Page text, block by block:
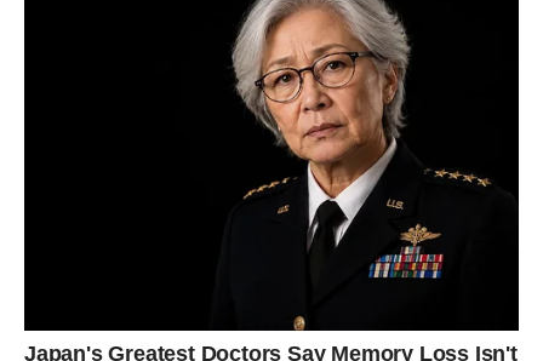
STRPLJENJE I LOJALNOST
karmički povoljan period. Sve ono što ste
ćutke izdržavali sada dobija smisao. Nagrade dolaze kroz
stabilnost, sigurnost i osećaj da se stvari konačno slažu.
Ako ste davali više nego što ste dobijali – balans se vraća.
Ako ste sumnjali da li se trud isplati – odgovor stiže.